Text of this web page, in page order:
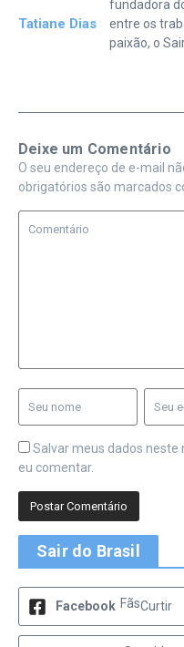
Tatiane Dias
fundadora
entre os
paixão, o
Deixe um Comentário
O seu endereço de e-mail
obrigatórios são marcados
Salvar meus dados neste
eu comentar.
Sair do Brasil
Facebook FãsCurtir